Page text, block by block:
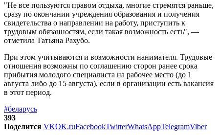
"Не все пользуются правом отдыха, многие стремятся раньше,
сразу по окончании учреждения образования и получения
свидетельства о направлении на работу, приступить к
трудовым обязанностям, если такая возможность есть", —
отметила Татьяна Рахубо.
При этом учитываются и возможности нанимателя. Трудовые
отношения возможны по соглашению сторон ранее срока
прибытия молодого специалиста на рабочее место (до 1
августа либо до 15 августа), если в организации есть вакансия
в этот период.
#беларусь
393
Поделится VKOK.ruFacebookTwitterWhatsAppTelegramViber